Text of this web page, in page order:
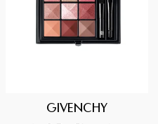
GIVENCHY